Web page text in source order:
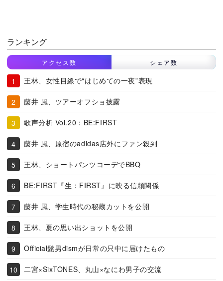
ランキング
アクセス数 シェア数
王林、女性目線で“はじめての一夜”表現
藤井 風、ツアーオフショ披露
歌声分析 Vol.20：BE:FIRST
藤井 風、原宿のadidas店外にファン殺到
王林、ショートパンツコーデでBBQ
BE:FIRST『生：FIRST』に映る信頼関係
藤井 風、学生時代の秘蔵カットを公開
王林、夏の思い出ショットを公開
Official髭男dismが日常の只中に届けたもの
二宮×SixTONES、丸山×なにわ男子の交流